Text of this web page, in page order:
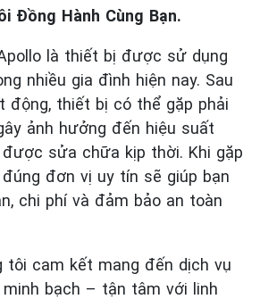
Đồng Hành Cùng Bạn.
là thiết bị được sử dụng
nhiều gia đình hiện nay. Sau
động, thiết bị có thể gặp phải
ảnh hưởng đến hiệu suất
sửa chữa kịp thời. Khi gặp
đơn vị uy tín sẽ giúp bạn
chi phí và đảm bảo an toàn
tôi cam kết mang đến dịch vụ
bạch – tận tâm với linh